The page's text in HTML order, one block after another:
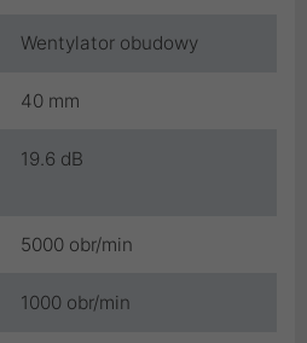
Wentylator obudowy
40 mm
19.6 dB
5000 obr/min
1000 obr/min